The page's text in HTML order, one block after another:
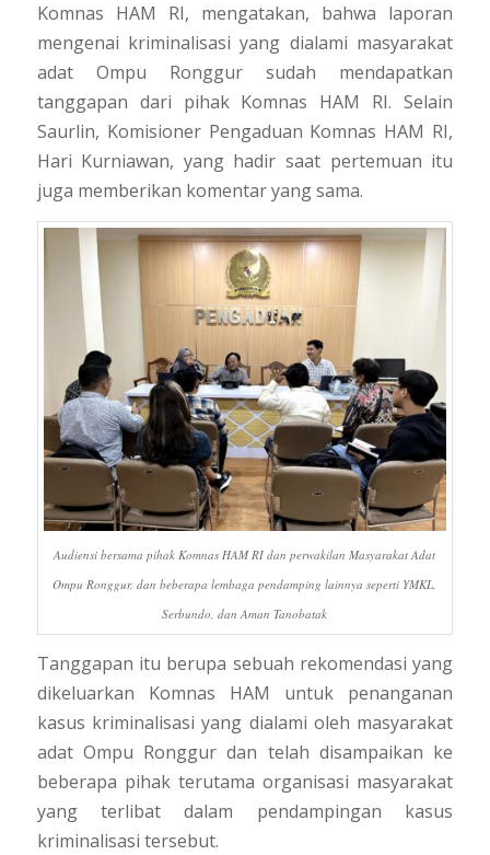
Komnas HAM RI, mengatakan, bahwa laporan
mengenai kriminalisasi yang dialami masyarakat
adat Ompu Ronggur sudah mendapatkan
tanggapan dari pihak Komnas HAM RI. Selain
Saurlin, Komisioner Pengaduan Komnas HAM RI,
Hari Kurniawan, yang hadir saat pertemuan itu
juga memberikan komentar yang sama.
Audiensi bersama pihak Komnas HAM RI dan perwakilan Masyarakat Adat
Ompu Ronggur, dan beberapa lembaga pendamping lainnya seperti YMKL,
Serbundo, dan Aman Tanobatak
Tanggapan itu berupa sebuah rekomendasi yang
dikeluarkan Komnas HAM untuk penanganan
kasus kriminalisasi yang dialami oleh masyarakat
adat Ompu Ronggur dan telah disampaikan ke
beberapa pihak terutama organisasi masyarakat
yang terlibat dalam pendampingan kasus
kriminalisasi tersebut.